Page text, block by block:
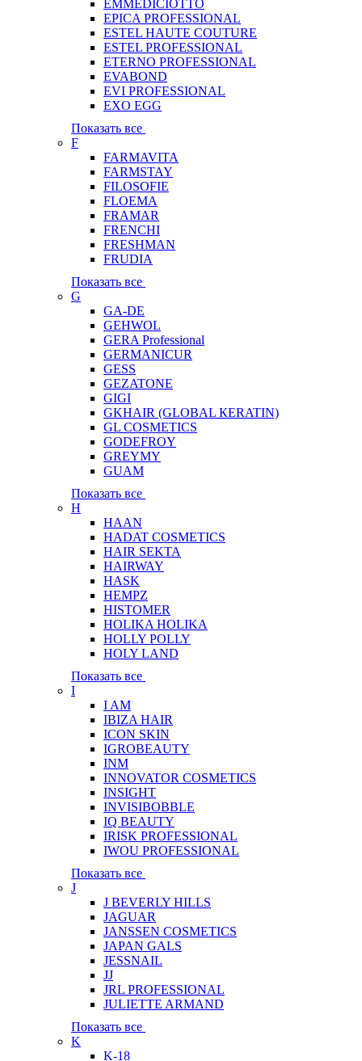
EMMEDICIOTTO
EPICA PROFESSIONAL
ESTEL HAUTE COUTURE
ESTEL PROFESSIONAL
ETERNO PROFESSIONAL
EVABOND
EVI PROFESSIONAL
EXO EGG
Показать все
F
FARMAVITA
FARMSTAY
FILOSOFIE
FLOEMA
FRAMAR
FRENCHI
FRESHMAN
FRUDIA
Показать все
G
GA-DE
GEHWOL
GERA Professional
GERMANICUR
GESS
GEZATONE
GIGI
GKHAIR (GLOBAL КЕRATIN)
GL COSMETICS
GODEFROY
GREYMY
GUAM
Показать все
H
HAAN
HADAT COSMETICS
HAIR SEKTA
HAIRWAY
HASK
HEMPZ
HISTOMER
HOLIKA HOLIKA
HOLLY POLLY
HOLY LAND
Показать все
I
I AM
IBIZA HAIR
ICON SKIN
IGROBEAUTY
INM
INNOVATOR COSMETICS
INSIGHT
INVISIBOBBLE
IQ BEAUTY
IRISK PROFESSIONAL
IWOU PROFESSIONAL
Показать все
J
J BEVERLY HILLS
JAGUAR
JANSSEN COSMETICS
JAPAN GALS
JESSNAIL
JJ
JRL PROFESSIONAL
JULIETTE ARMAND
Показать все
K
K-18